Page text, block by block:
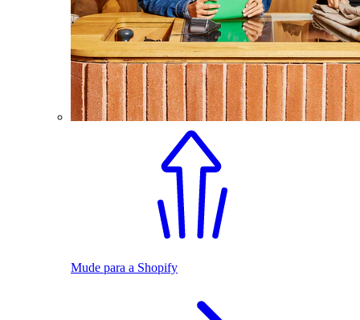
Mude para a Shopify